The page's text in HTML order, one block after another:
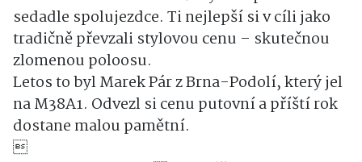
sedadle spolujezdce. Ti nejlepší si v cíli jako
tradičně převzali stylovou cenu – skutečnou
zlomenou poloosu.
Letos to byl Marek Pár z Brna-Podolí, který jel
na M38A1. Odvezl si cenu putovní a příští rok
dostane malou pamětní.
